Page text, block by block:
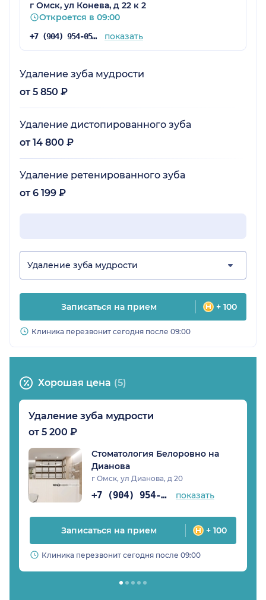
г Омск, ул Конева, д 22 к 2
Откроется в 09:00
+7 (904) 954-05-70 показать
Удаление зуба мудрости
от 5 850 ₽
Удаление дистопированного зуба
от 14 800 ₽
Удаление ретенированного зуба
от 6 199 ₽
Удаление зуба мудрости
Записаться на прием + 100
Клиника перезвонит сегодня после 09:00
Хорошая цена (5)
Удаление зуба мудрости
от 5 200 ₽
Стоматология Белоровно на
Дианова
г Омск, ул Дианова, д 20
+7 (904) 954-05-61 показать
Записаться на прием + 100
Клиника перезвонит сегодня после 09:00